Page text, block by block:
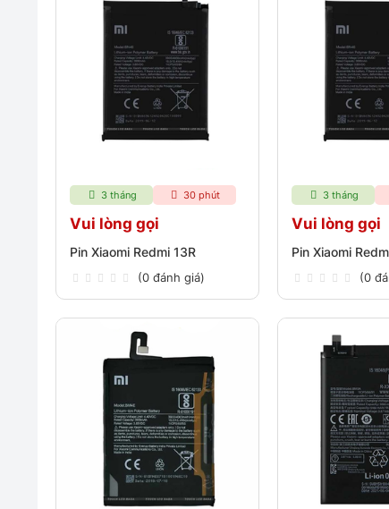
3 tháng 30 phút
Vui lòng gọi
Pin Xiaomi Redmi 13R
(0 đánh giá)
3 tháng
Vui lòng gọi
Pin Xiaomi
(0